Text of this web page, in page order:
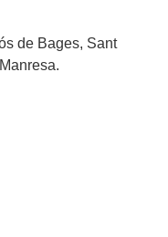
de Bages, Sant